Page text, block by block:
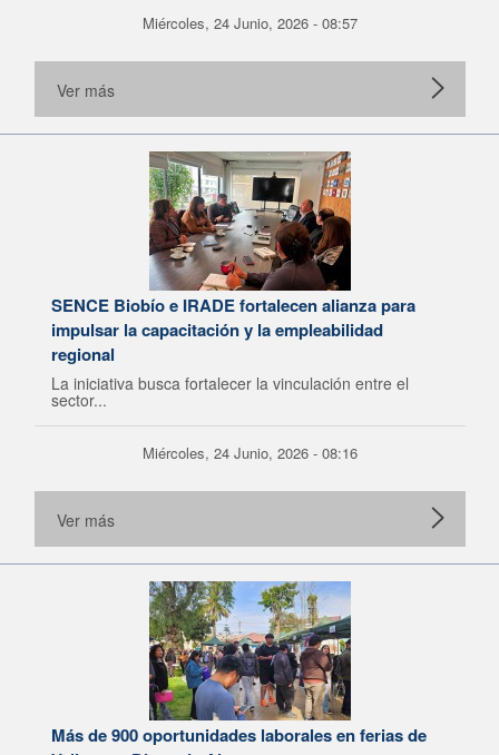
Miércoles, 24 Junio, 2026 - 08:57
Ver más
SENCE Biobío e IRADE fortalecen alianza para
impulsar la capacitación y la empleabilidad
regional
La iniciativa busca fortalecer la vinculación entre el
sector...
Miércoles, 24 Junio, 2026 - 08:16
Ver más
Más de 900 oportunidades laborales en ferias de